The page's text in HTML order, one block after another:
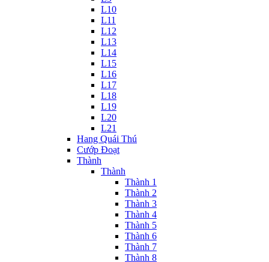
L10
L11
L12
L13
L14
L15
L16
L17
L18
L19
L20
L21
Hang Quái Thú
Cướp Đoạt
Thành
Thành
Thành 1
Thành 2
Thành 3
Thành 4
Thành 5
Thành 6
Thành 7
Thành 8